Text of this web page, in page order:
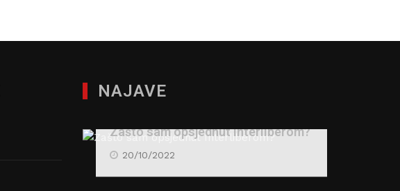
NAJAVE
Zašto sam opsjednut Interliberom?
20/10/2022